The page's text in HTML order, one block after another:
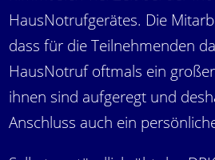
HausNotrufgerätes. Die
dass für die Teilnehmenden
HausNotruf oftmals ein
ihnen sind aufgeregt und
Anschluss auch ein